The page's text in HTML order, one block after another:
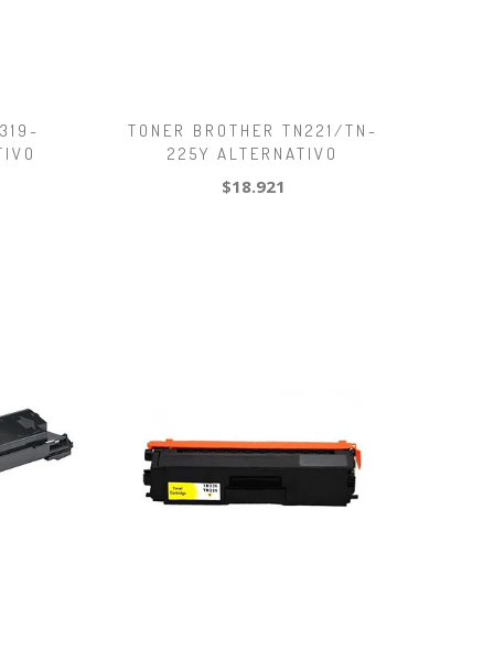
TONER BROTHER TN221/TN-
225Y ALTERNATIVO
$18.921